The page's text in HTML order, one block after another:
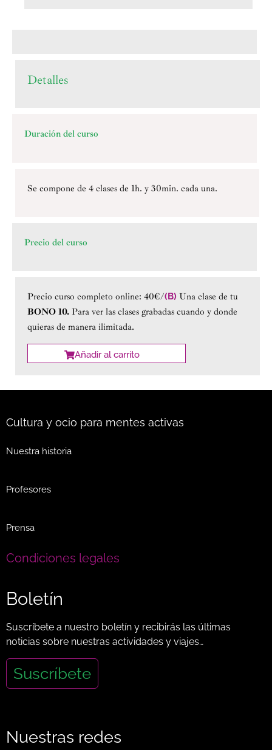
Detalles
Duración del curso
Se compone de 4 clases de 1h. y 30min. cada una.
Precio del curso
Precio curso completo online: 40€/(B) Una clase de tu
BONO 10. Para ver las clases grabadas cuando y donde
quieras de manera ilimitada.
Añadir al carrito
Cultura y ocio para mentes activas
Nuestra historia
Profesores
Prensa
Condiciones legales
Boletín
Suscríbete a nuestro boletín y recibirás las últimas
noticias sobre nuestras actividades y viajes…
Suscríbete
Nuestras redes